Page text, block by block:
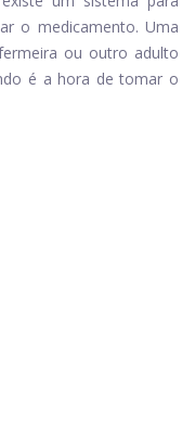
o medicamento. Uma
ou outro adulto
é a hora de tomar o